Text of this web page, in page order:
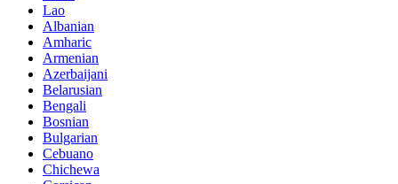
Lao
Albanian
Amharic
Armenian
Azerbaijani
Belarusian
Bengali
Bosnian
Bulgarian
Cebuano
Chichewa